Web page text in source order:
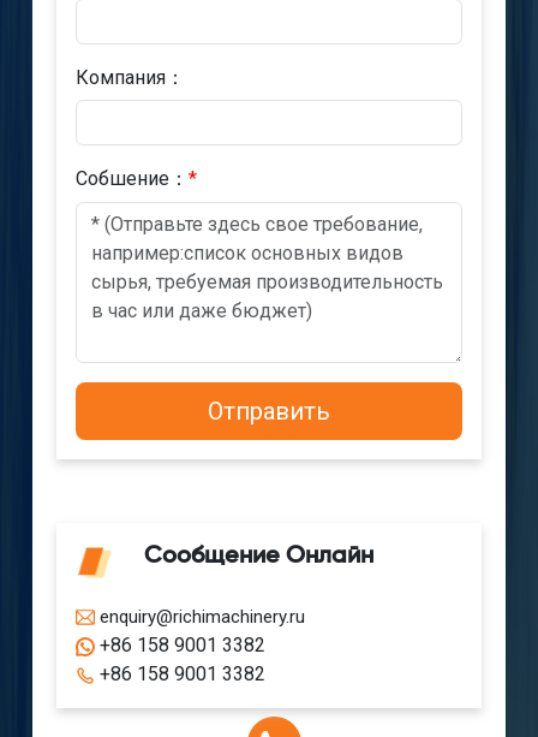
Компания：
Cобшениe： *
Сообщение Онлайн
enquiry@richimachinery.ru
+86 158 9001 3382
+86 158 9001 3382